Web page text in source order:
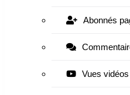
Abonnés
Vues vidéos